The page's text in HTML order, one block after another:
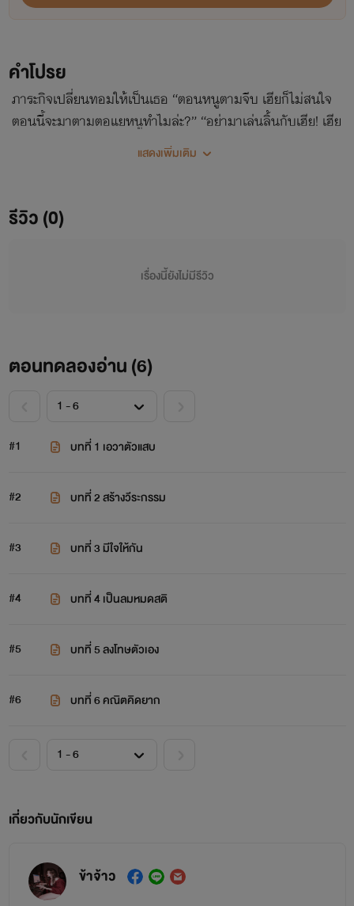
คำโปรย
ภาระกิจเปลี่ยนทอมให้เป็นเธอ “ตอนหนูตามจีบ เฮียก็ไม่สนใจ
ตอนนี้จะมาตามตอแยหนูทำไมล่ะ?” “อย่ามาเล่นลิ้นกับเฮีย! เฮีย
แสดงเพิ่มเติม
รีวิว (0)
เรื่องนี้ยังไม่มีรีวิว
ตอนทดลองอ่าน (6)
#1 บทที่ 1 เอวาตัวแสบ
#2 บทที่ 2 สร้างวีระกรรม
#3 บทที่ 3 มีใจให้กัน
#4 บทที่ 4 เป็นลมหมดสติ
#5 บทที่ 5 ลงโทษตัวเอง
#6 บทที่ 6 คณิตคิดยาก
เกี่ยวกับนักเขียน
ข้าจ้าว